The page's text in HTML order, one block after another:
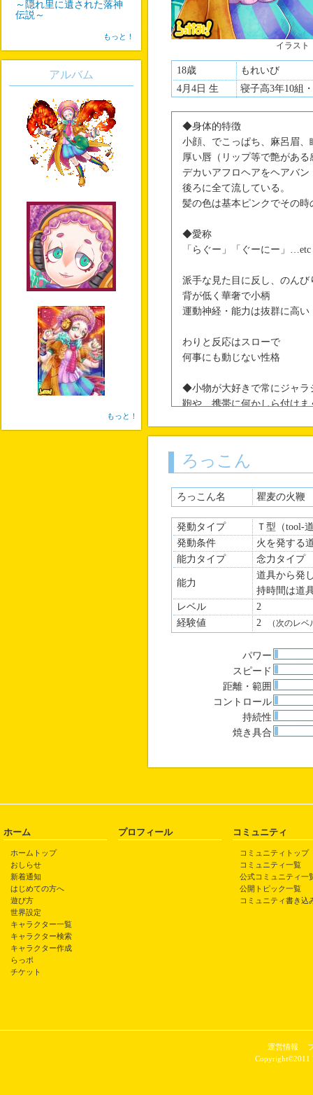
イラスト
18歳
もれいび
4月4日 生
寝子高3年10組
◆身体的特徴
小顔、でこっぱち、麻呂眉、
厚い唇（リップ等で艶がある
デカいアフロヘアをヘアバ
後ろに全て流している。
髪の色は基本ピンクでその
◆愛称
「らぐー」「ぐーにー」…etc
派手な見た目に反し、のんび
背が低く華奢で小柄
運動神経・能力は抜群に高い
わりと反応はスローで
何事にも動じない性格
◆小物が大好きで常にジャラ
鞄や、携帯に何かしら付けま
★もれいび能力
スピード：操作スピード
コントロール：火力の制御能
焼き具合：対象の焼け焦げ具
ろっこん
ろっこん名 瞿麦の火鞭
発動タイプ
Ｔ型（tool-
発動条件
火を発する
能力タイプ
念力タイプ
能力
道具から発
持時間は道
レベル
2
経験値
2 （次のレ
パワー
スピード
距離・範囲
コントロール
持続性
焼き具合
～隠れ里に遺された落神
伝説～
もっと！
アルバム
もっと！
ホーム
ホームトップ
おしらせ
新着通知
はじめての方へ
遊び方
世界設定
キャラクター一覧
キャラクター検索
キャラクター作成
らっポ
チケット
プロフィール コミュニティ
コミュニティトップ
コミュニティ一覧
公式コミュニティ一
公開トピック一覧
コミュニティ書き込
運営情報
Copyright©2011